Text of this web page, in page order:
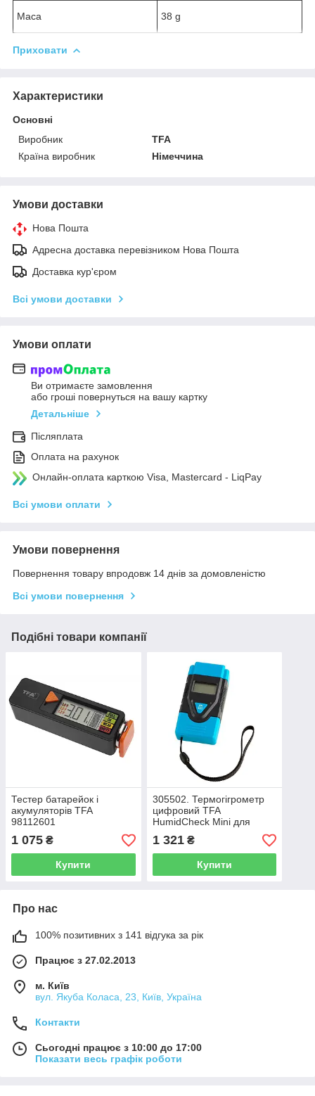
Маса 38 g
Приховати
Характеристики
Основні
Виробник
TFA
Країна виробник
Німеччина
Умови доставки
Нова Пошта
Адресна доставка перевізником Нова Пошта
Доставка кур'єром
Всі умови доставки
Умови оплати
Ви отримаєте замовлення
або гроші повернуться на вашу картку
Детальніше
Післяплата
Оплата на рахунок
Онлайн-оплата карткою Visa, Mastercard - LiqPay
Всі умови оплати
Умови повернення
Повернення товару впродовж 14 днів за домовленістю
Всі умови повернення
Подібні товари компанії
Тестер батарейок і
акумуляторів TFA
98112601
1 075 ₴
Купити
305502. Термогігрометр
цифровий TFA
HumidCheck Mini для
деревини і будматеріалів,
80х40х20 мм
1 321₴
Купити
Про нас
100% позитивних з 141 відгука за рік
Працює з 27.02.2013
м. Київ
вул. Якуба Коласа, 23, Київ, Україна
Контакти
Сьогодні працює з 10:00 до 17:00
Показати весь графік роботи